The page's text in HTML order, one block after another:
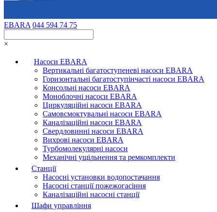
EBARA 044 594 74 75
×
Насоси EBARA
Вертикальні багатоступеневі насоси EBARA
Горизонтальні багатоступінчасті насоси EBARA
Консольні насоси EBARA
Моноблочні насоси EBARA
Циркуляційні насоси EBARA
Самовсмоктувальні насоси EBARA
Каналізаційні насоси EBARA
Свердловинні насоси EBARA
Вихрові насоси EBARA
Турбомолекулярні насоси
Механічні ущільнення та ремкомплекти
Станції
Насосні установки водопостачання
Насосні станції пожежогасіння
Каналізаційні насосні станції
Шафи управління